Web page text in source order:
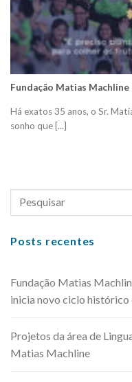
Fundação Matias
Há exatos 35 anos, o Sr.
sonho que [...]
Posts recentes
Fundação Matias
inicia novo ciclo histórico
Projetos da área de
Matias Machline